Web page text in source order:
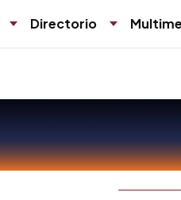
Directorio